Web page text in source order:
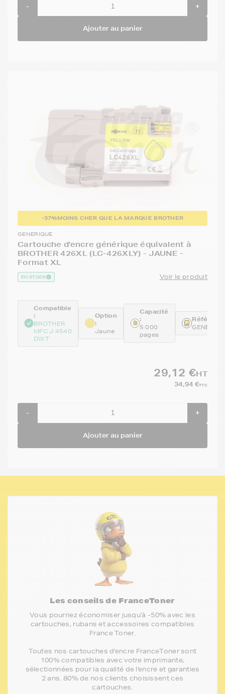
- +
Ajouter au panier
-37%MOINS CHER QUE LA MARQUE BROTHER
GENERIQUE
Cartouche d'encre générique équivalent à
BROTHER 426XL (LC-426XLY) - JAUNE -
Format XL
EN STOCK Voir le produit
Compatible
:
BROTHER
MFC J 4540
DWT
Option
:
Jaune
Capacité
:
5 000
pages
29,12 €HT
34,94 €TTC
- +
Ajouter au panier
Les conseils de FranceToner
Vous pourriez économiser jusqu'à -50% avec les
cartouches, rubans et accessoires compatibles
France Toner.
Toutes nos cartouches d'encre FranceToner sont
100% compatibles avec votre imprimante,
sélectionnées pour la qualité de l'encre et garanties
2 ans. 80% de nos clients choisissent ces
cartouches.